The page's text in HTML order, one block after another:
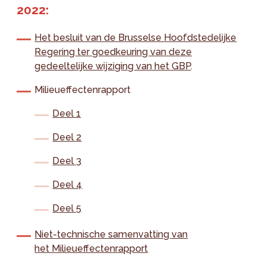
2022:
Het besluit van de Brusselse Hoofdstedelijke
Regering ter goedkeuring van deze
gedeeltelijke wijziging van het GBP.
Milieueffectenrapport
Deel 1
Deel 2
Deel 3
Deel 4
Deel 5
Niet-technische samenvatting van
het Milieueffectenrapport